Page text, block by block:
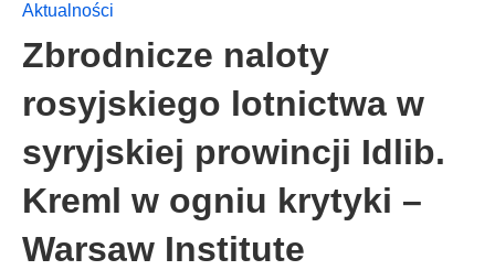
Aktualności
Zbrodnicze naloty
rosyjskiego lotnictwa w
syryjskiej prowincji Idlib.
Kreml w ogniu krytyki –
Warsaw Institute